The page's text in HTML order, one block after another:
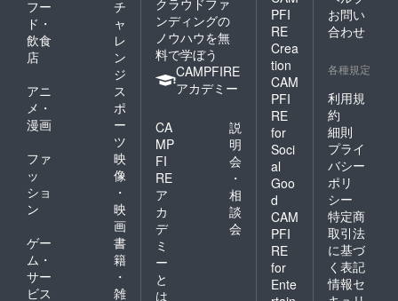
フー
ド・
飲食
店
チ
ャ
レ
ン
ジ
アニ
メ・
漫画
ス
ポ
ー
ツ
ファ
ッ
ショ
ン
映
像
・
映
画
ゲー
ム・
サー
ビス
書
籍
・
雑
クラウドファ
ンディングの
ノウハウを無
料で学ぼう
CAMPFIRE
アカデミー
CA
MP
FI
RE
ア
カ
デ
ミ
ー
と
は
説
明
会
・
相
談
会
PFI
RE
Crea
tion
CAM
PFI
RE
for
Soci
al
Goo
d
CAM
PFI
RE
for
Ente
お問い
合わせ
各種規定
利用規
約
細則
プライ
バシー
ポリ
シー
特定商
取引法
に基づ
く表記
情報セ